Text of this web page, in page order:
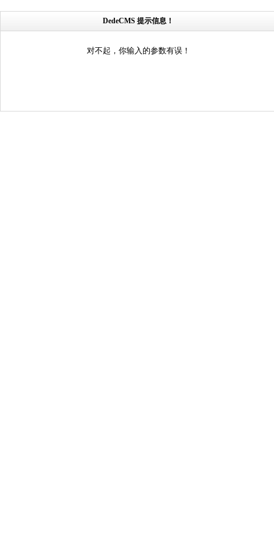
DedeCMS 提示信息！
对不起，你输入的参数有误！